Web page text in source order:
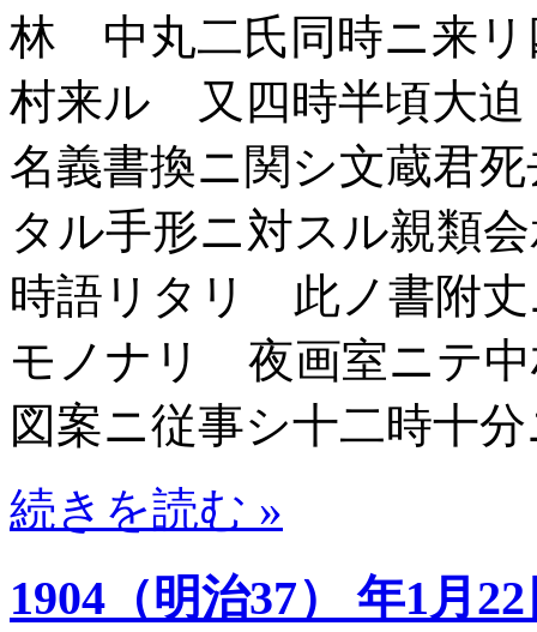
林 中丸二氏同時ニ来
村来ル 又四時半頃大
名義書換ニ関シ文蔵君
タル手形ニ対スル親類
時語リタリ 此ノ書附丈
モノナリ 夜画室ニテ中
図案ニ従事シ十二時十
続きを読む »
1904（明治37） 年1月